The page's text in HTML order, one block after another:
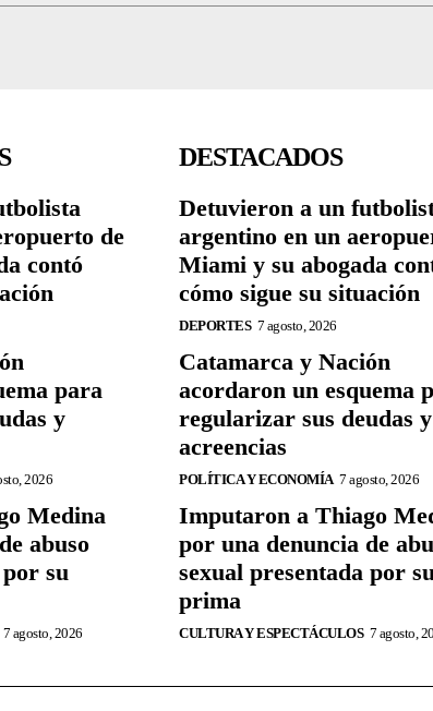
de
contó
para
y
2026
Medina
abuso
su
7 agosto, 2026
DESTACADOS
Detuvieron a un
argentino en un
Miami y su abogada
cómo sigue su situación
DEPORTES 7 agosto, 2026
Catamarca y Nación
acordaron un esquema
regularizar sus deudas y
acreencias
POLÍTICA Y ECONOMÍA 7 agosto, 2026
Imputaron a Thiago
por una denuncia de
sexual presentada por
prima
CULTURA Y ESPECTÁCULOS 7 agosto,